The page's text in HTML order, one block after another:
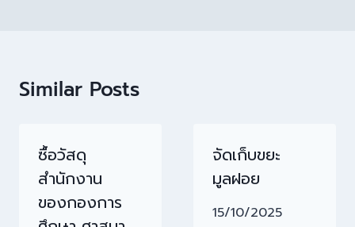
Similar Posts
ซื้อวัสดุ
สำนักงาน
ของกองการ
จัดเก็บขยะ
มูลฝอย
15/10/2025